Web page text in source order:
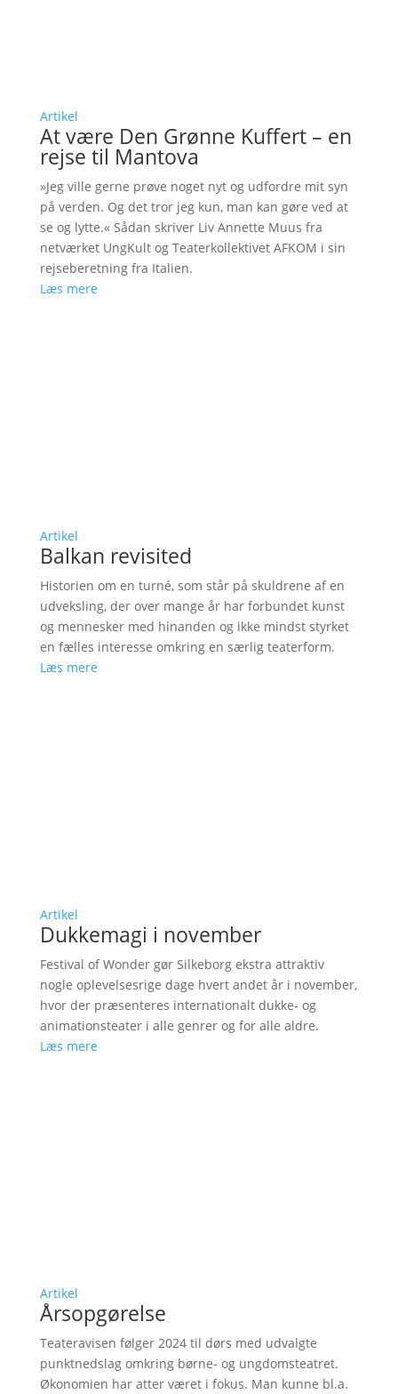
Artikel
At være Den Grønne Kuffert – en
rejse til Mantova
»Jeg ville gerne prøve noget nyt og udfordre mit syn
på verden. Og det tror jeg kun, man kan gøre ved at
se og lytte.« Sådan skriver Liv Annette Muus fra
netværket UngKult og Teaterkollektivet AFKOM i sin
rejseberetning fra Italien.
Læs mere
Artikel
Balkan revisited
Historien om en turné, som står på skuldrene af en
udveksling, der over mange år har forbundet kunst
og mennesker med hinanden og ikke mindst styrket
en fælles interesse omkring en særlig teaterform.
Læs mere
Artikel
Dukkemagi i november
Festival of Wonder gør Silkeborg ekstra attraktiv
nogle oplevelsesrige dage hvert andet år i november,
hvor der præsenteres internationalt dukke- og
animationsteater i alle genrer og for alle aldre.
Læs mere
Artikel
Årsopgørelse
Teateravisen følger 2024 til dørs med udvalgte
punktnedslag omkring børne- og ungdomsteatret.
Økonomien har atter været i fokus. Man kunne bl.a.